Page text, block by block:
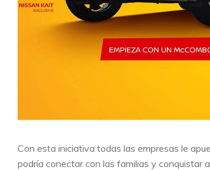
Con esta iniciativa todas las empresas le
podría conectar con las familias y conquistar